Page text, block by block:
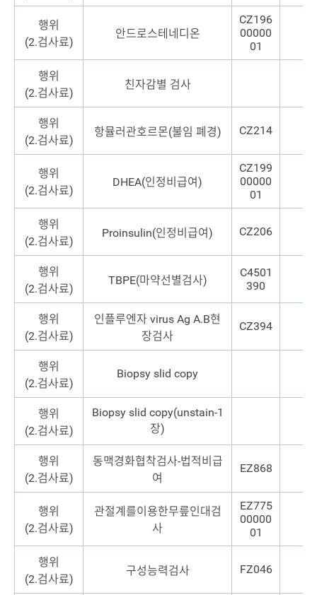
행위
(2.검사료)
안드로스테네디온
CZ196
00000
01
행위
(2.검사료)
친자감별 검사
행위
(2.검사료)
항뮬러관호르몬(불임 폐경) CZ214
행위
(2.검사료)
DHEA(인정비급여)
CZ199
00000
01
행위
(2.검사료)
Proinsulin(인정비급여) CZ206
행위
(2.검사료)
TBPE(마약선별검사)
C4501
390
행위
(2.검사료)
인플루엔자 virus Ag A.B현
장검사
CZ394
행위
(2.검사료)
Biopsy slid copy
행위
(2.검사료)
Biopsy slid copy(unstain-1
장)
행위
(2.검사료)
동맥경화협착검사-법적비급
여
EZ868
행위
(2.검사료)
관절계를이용한무릎인대검
사
EZ775
00000
01
행위
(2.검사료)
구성능력검사 FZ046